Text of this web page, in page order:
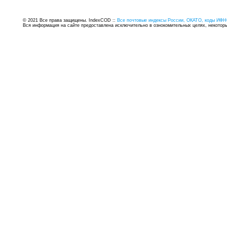
© 2021 Все права защищены. IndexCOD :: Все почтовые индексы России, ОКАТО, коды
Вся информация на сайте предоставлена исключительно в ознокомительных целях,